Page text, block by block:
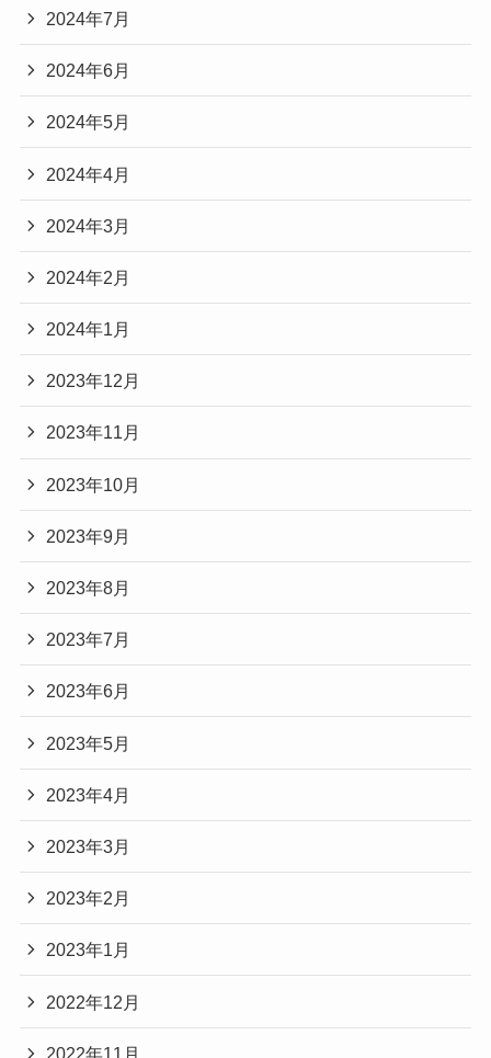
2024年7月
2024年6月
2024年5月
2024年4月
2024年3月
2024年2月
2024年1月
2023年12月
2023年11月
2023年10月
2023年9月
2023年8月
2023年7月
2023年6月
2023年5月
2023年4月
2023年3月
2023年2月
2023年1月
2022年12月
2022年11月